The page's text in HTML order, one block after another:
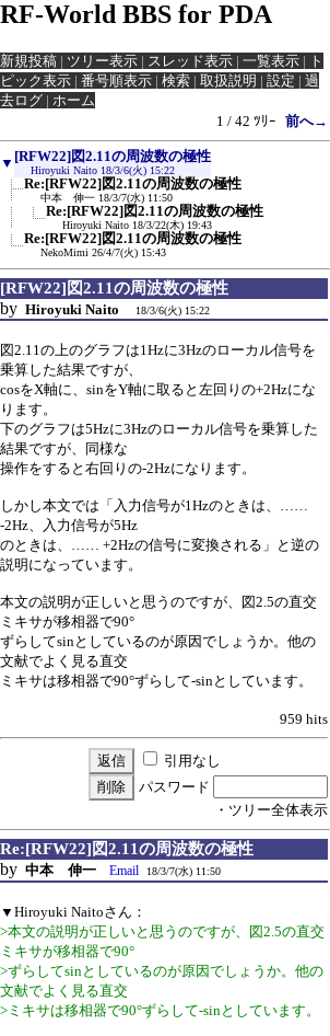
RF-World BBS for PDA
新規投稿 | ツリー表示 | スレッド表示 | 一覧表示 | ト
ピック表示 | 番号順表示 | 検索 | 取扱説明 | 設定 | 過
去ログ | ホーム
1 / 42 ﾂﾘｰ 前へ→
▼ [RFW22]図2.11の周波数の極性
Hiroyuki Naito 18/3/6(火) 15:22
Re:[RFW22]図2.11の周波数の極性
中本 伸一 18/3/7(水) 11:50
Re:[RFW22]図2.11の周波数の極性
Hiroyuki Naito 18/3/22(木) 19:43
Re:[RFW22]図2.11の周波数の極性
NekoMimi 26/4/7(火) 15:43
[RFW22]図2.11の周波数の極性
by Hiroyuki Naito 18/3/6(火) 15:22
図2.11の上のグラフは1Hzに3Hzのローカル信号を
乗算した結果ですが、
cosをX軸に、sinをY軸に取ると左回りの+2Hzにな
ります。
下のグラフは5Hzに3Hzのローカル信号を乗算した
結果ですが、同様な
操作をすると右回りの-2Hzになります。
しかし本文では「入力信号が1Hzのときは、……
-2Hz、入力信号が5Hz
のときは、…… +2Hzの信号に変換される」と逆の
説明になっています。
本文の説明が正しいと思うのですが、図2.5の直交
ミキサが移相器で90°
ずらしてsinとしているのが原因でしょうか。他の
文献でよく見る直交
ミキサは移相器で90°ずらして-sinとしています。
959 hits
引用なし
パスワード
・ツリー全体表示
Re:[RFW22]図2.11の周波数の極性
by 中本 伸一 Email 18/3/7(水) 11:50
▼Hiroyuki Naitoさん：
>本文の説明が正しいと思うのですが、図2.5の直交
ミキサが移相器で90°
>ずらしてsinとしているのが原因でしょうか。他の
文献でよく見る直交
>ミキサは移相器で90°ずらして-sinとしています。